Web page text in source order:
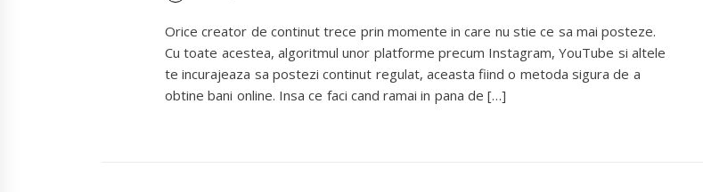
Orice creator de continut trece prin momente in care nu stie ce sa mai posteze.
Cu toate acestea, algoritmul unor platforme precum Instagram, YouTube si altele
te incurajeaza sa postezi continut regulat, aceasta fiind o metoda sigura de a
obtine bani online. Insa ce faci cand ramai in pana de […]